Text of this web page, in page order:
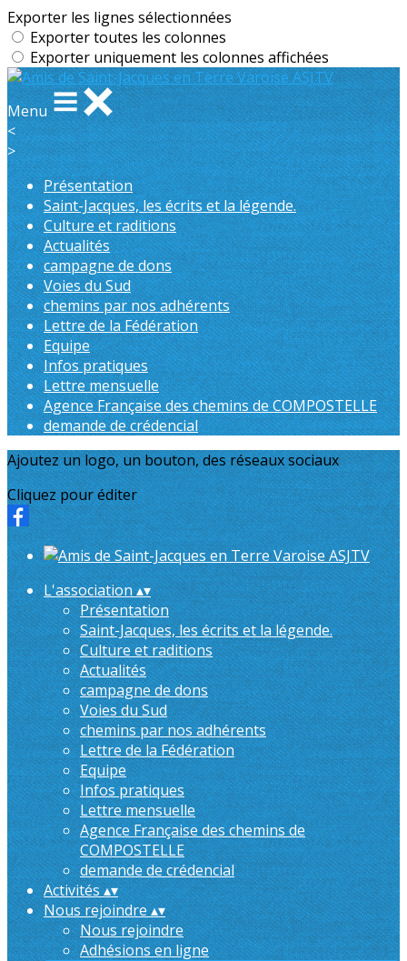
Exporter les lignes sélectionnées
Exporter toutes les colonnes
Exporter uniquement les colonnes affichées
Menu
<
>
Présentation
Saint-Jacques, les écrits et la légende.
Culture et raditions
Actualités
campagne de dons
Voies du Sud
chemins par nos adhérents
Lettre de la Fédération
Equipe
Infos pratiques
Lettre mensuelle
Agence Française des chemins de COMPOSTELLE
demande de crédencial
Ajoutez un logo, un bouton, des réseaux sociaux
Cliquez pour éditer
L'association▴▾
Présentation
Saint-Jacques, les écrits et la légende.
Culture et raditions
Actualités
campagne de dons
Voies du Sud
chemins par nos adhérents
Lettre de la Fédération
Equipe
Infos pratiques
Lettre mensuelle
Agence Française des chemins de
COMPOSTELLE
demande de crédencial
Activités▴▾
Nous rejoindre▴▾
Nous rejoindre
Adhésions en ligne